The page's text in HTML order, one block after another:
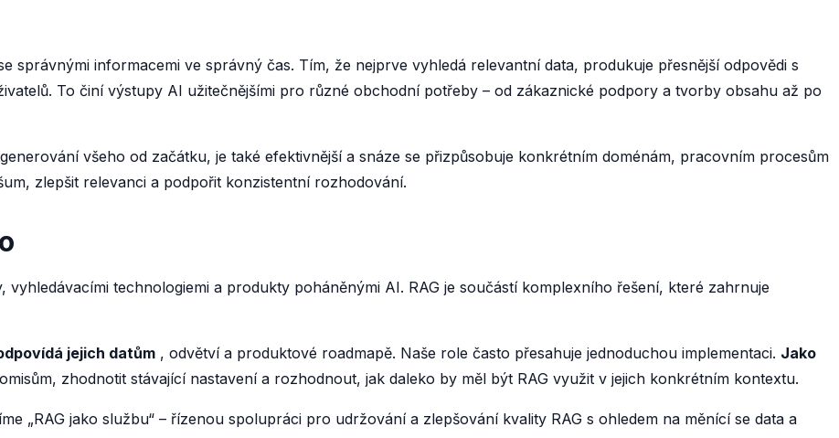
správnými informacemi ve správný čas. Tím, že nejprve vyhledá relevantní data, produkuje přesnější odpovědi s
To činí výstupy AI užitečnějšími pro různé obchodní potřeby – od zákaznické podpory a tvorby obsahu až po
všeho od začátku, je také efektivnější a snáze se přizpůsobuje konkrétním doménám, pracovním procesům
zlepšit relevanci a podpořit konzistentní rozhodování.
technologiemi a produkty poháněnými AI. RAG je součástí komplexního řešení, které zahrnuje
jejich datům , odvětví a produktové roadmapě. Naše role často přesahuje jednoduchou implementaci. Jako
zhodnotit stávající nastavení a rozhodnout, jak daleko by měl být RAG využit v jejich konkrétním kontextu.
„RAG jako službu“ – řízenou spolupráci pro udržování a zlepšování kvality RAG s ohledem na měnící se data a